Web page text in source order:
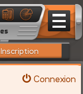
Inscription
Connexion